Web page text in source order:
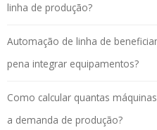
linha de produção?
Automação de linha de
pena integrar equipamentos?
Como calcular quantas
a demanda de produção?